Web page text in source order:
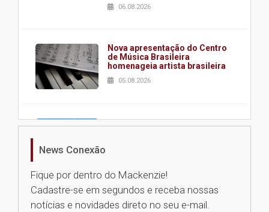
06.08.2026
Nova apresentação do Centro
de Música Brasileira
homenageia artista brasileira
05.08.2026
Universidade Mackenzie
Seminário discute desafios
das novas tecnologias em
News Conexão
Fique por dentro do Mackenzie!
Cadastre-se em segundos e receba nossas
notícias e novidades direto no seu e-mail.